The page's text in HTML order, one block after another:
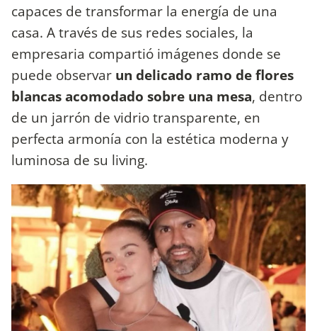
capaces de transformar la energía de una
casa. A través de sus redes sociales, la
empresaria compartió imágenes donde se
puede observar un delicado ramo de flores
blancas acomodado sobre una mesa, dentro
de un jarrón de vidrio transparente, en
perfecta armonía con la estética moderna y
luminosa de su living.